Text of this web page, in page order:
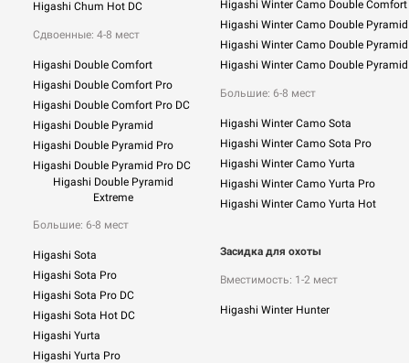
Higashi Chum Hot DC
Сдвоенные: 4-8 мест
Higashi Double Comfort
Higashi Double Comfort Pro
Higashi Double Comfort Pro DC
Higashi Double Pyramid
Higashi Double Pyramid Pro
Higashi Double Pyramid Pro DC
Higashi Double Pyramid
Extreme
Большие: 6-8 мест
Higashi Sota
Higashi Sota Pro
Higashi Sota Pro DC
Higashi Sota Hot DC
Higashi Yurta
Higashi Yurta Pro
Higashi Winter Camo Double
Higashi Winter Camo Double Pyramid
Higashi Winter Camo Double
Higashi Winter Camo Double
Большие: 6-8 мест
Higashi Winter Camo Sota
Higashi Winter Camo Sota Pro
Higashi Winter Camo Yurta
Higashi Winter Camo Yurta Pro
Higashi Winter Camo Yurta Hot
Засидка для охоты
Вместимость: 1-2 мест
Higashi Winter Hunter